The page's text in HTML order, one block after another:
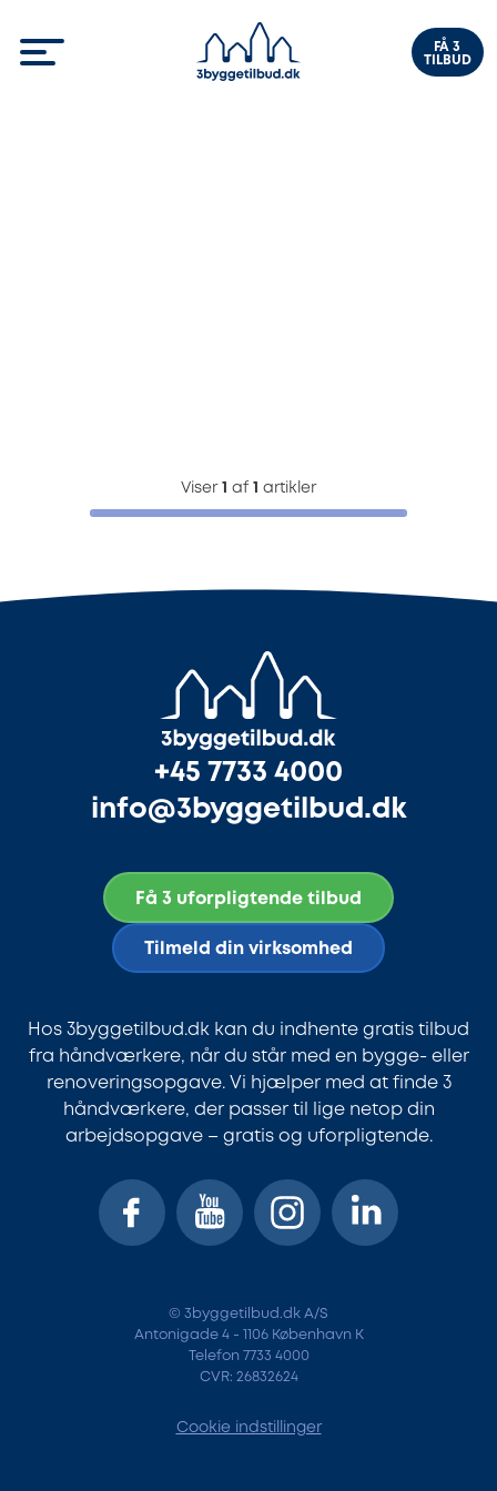
FÅ 3
TILBUD
Viser 1 af 1 artikler
+45 7733 4000
info@3byggetilbud.dk
Få 3 uforpligtende tilbud
Tilmeld din virksomhed
Hos 3byggetilbud.dk kan du indhente gratis tilbud
fra håndværkere, når du står med en bygge- eller
renoveringsopgave. Vi hjælper med at finde 3
håndværkere, der passer til lige netop din
arbejdsopgave – gratis og uforpligtende.
© 3byggetilbud.dk A/S
Antonigade 4 - 1106 København K
Telefon 7733 4000
CVR: 26832624
Cookie indstillinger